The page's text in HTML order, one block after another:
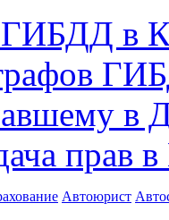
в
в
прав
Автоюрист